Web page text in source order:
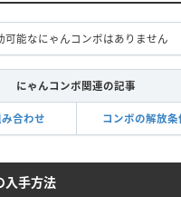
可能なにゃんコンボはありません
にゃんコンボ関連の記事
合わせ コンボの解放
入手方法